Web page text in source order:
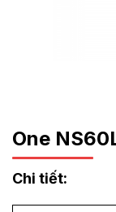
One
Chi tiết: